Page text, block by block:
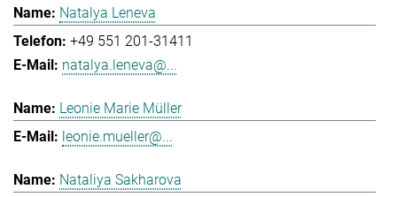
Natalya Leneva
+49 551 201-31411
natalya.leneva@...
Leonie Marie Müller
leonie.mueller@...
Nataliya Sakharova